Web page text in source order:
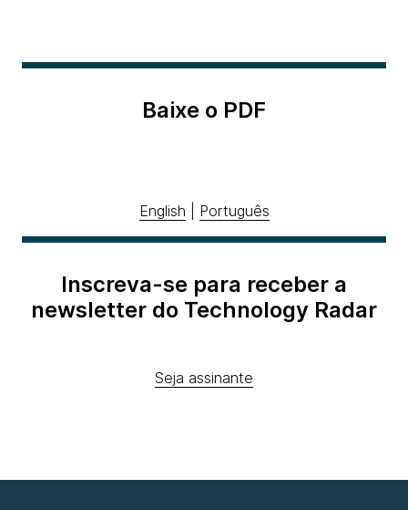
Baixe o PDF
English Português
Inscreva-se para receber a
newsletter do Technology Radar
Seja assinante